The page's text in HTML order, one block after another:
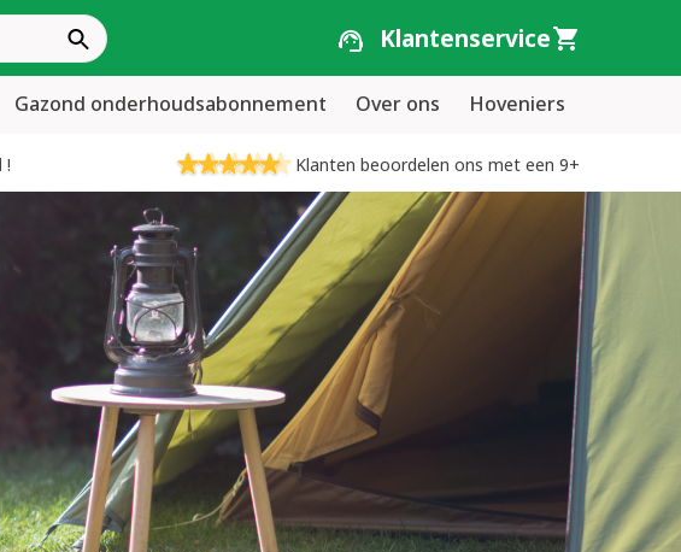
Klantenservice
Gazond onderhoudsabonnement Over ons Hoveniers
! Klanten beoordelen ons met een 9+